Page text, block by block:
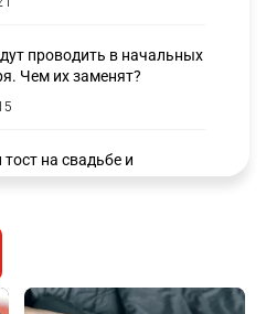
проводить в начальных
Чем их заменят?
на свадьбе и
дело
дороже. Почему в
расти цены на